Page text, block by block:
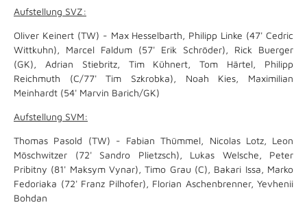
Aufstellung SVZ:
Oliver Keinert (TW) - Max Hesselbarth, Philipp Linke (47' Cedric
Wittkuhn), Marcel Faldum (57' Erik Schröder), Rick Buerger
(GK), Adrian Stiebritz, Tim Kühnert, Tom Härtel, Philipp
Reichmuth (C/77' Tim Szkrobka), Noah Kies, Maximilian
Meinhardt (54' Marvin Barich/GK)
Aufstellung SVM:
Thomas Pasold (TW) - Fabian Thümmel, Nicolas Lotz, Leon
Möschwitzer (72' Sandro Plietzsch), Lukas Welsche, Peter
Pribitny (81' Maksym Vynar), Timo Grau (C), Bakari Issa, Marko
Fedoriaka (72' Franz Pilhofer), Florian Aschenbrenner, Yevhenii
Bohdan